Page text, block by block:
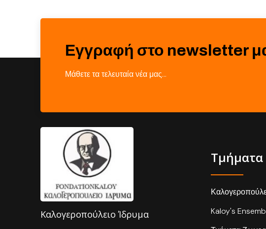
Εγγραφή στο newsletter
Μάθετε τα τελευταία νέα μας…
Καλογεροπούλειο Ίδρυμα
Τμήματα
Kaloy's